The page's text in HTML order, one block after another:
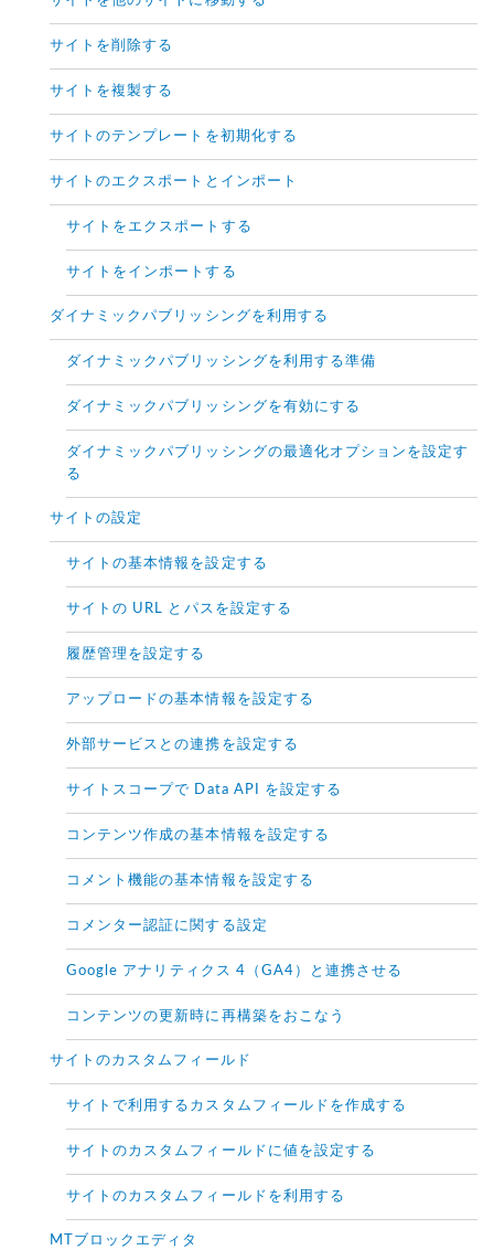
サイトを削除する
サイトを複製する
サイトのテンプレートを初期化する
サイトのエクスポートとインポート
サイトをエクスポートする
サイトをインポートする
ダイナミックパブリッシングを利用する
ダイナミックパブリッシングを利用する準備
ダイナミックパブリッシングを有効にする
ダイナミックパブリッシングの最適化オプションを設定す
る
サイトの設定
サイトの基本情報を設定する
サイトの URL とパスを設定する
履歴管理を設定する
アップロードの基本情報を設定する
外部サービスとの連携を設定する
サイトスコープで Data API を設定する
コンテンツ作成の基本情報を設定する
コメント機能の基本情報を設定する
コメンター認証に関する設定
Google アナリティクス 4（GA4）と連携させる
コンテンツの更新時に再構築をおこなう
サイトのカスタムフィールド
サイトで利用するカスタムフィールドを作成する
サイトのカスタムフィールドに値を設定する
サイトのカスタムフィールドを利用する
MTブロックエディタ